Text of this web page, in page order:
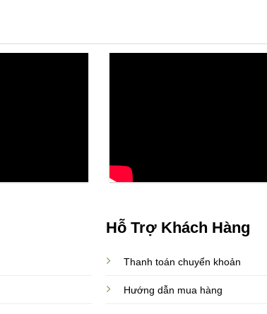
Hỗ Trợ Khách Hàng
Thanh toán chuyển khoản
Hướng dẫn mua hàng